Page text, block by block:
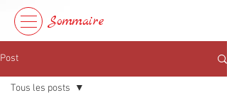
Sommaire
Post
Tous les posts